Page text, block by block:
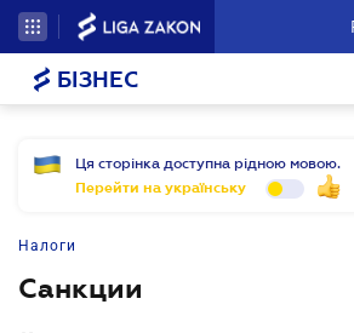
БІЗНЕС
Ця сторінка доступна рідною мовою.
Перейти на українську
Налоги
Санкции